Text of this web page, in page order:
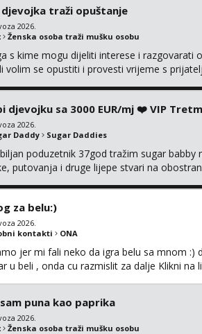
traži opuštanje
2026.
Ženska osoba traži mušku osobu
s kime mogu dijeliti interese i razgovarati
volim se opustiti i provesti vrijeme s
djevojku sa 3000 EUR/mj ❤️ VIP
2026.
Daddy Sugar Daddies
poduzetnik 37god tražim sugar babby
putovanja i druge lijepe stvari na
za belu:)
2026.
kontakti ONA
jer mi fali neko da igra belu sa mnom :)
u beli , onda cu razmislit za dalje Klikni na
puna kao paprika
2026.
Ženska osoba traži mušku osobu